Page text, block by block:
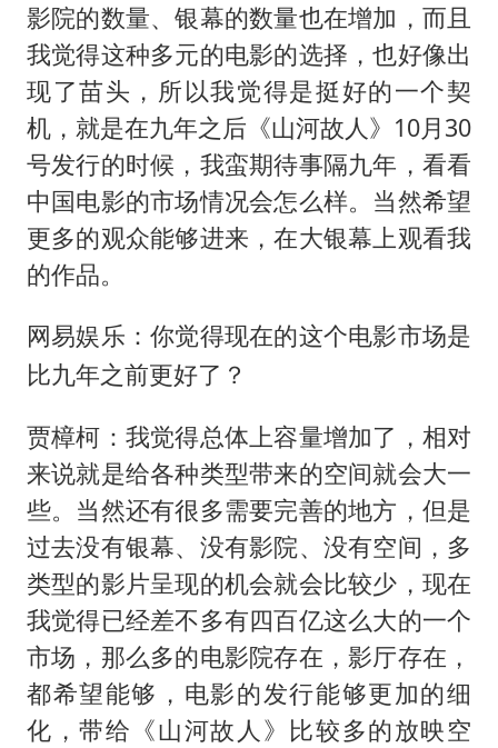
影院的数量、银幕的数量也在增加，而且
我觉得这种多元的电影的选择，也好像出
现了苗头，所以我觉得是挺好的一个契
机，就是在九年之后《山河故人》10月30
号发行的时候，我蛮期待事隔九年，看看
中国电影的市场情况会怎么样。当然希望
更多的观众能够进来，在大银幕上观看我
的作品。
网易娱乐：你觉得现在的这个电影市场是
比九年之前更好了？
贾樟柯：我觉得总体上容量增加了，相对
来说就是给各种类型带来的空间就会大一
些。当然还有很多需要完善的地方，但是
过去没有银幕、没有影院、没有空间，多
类型的影片呈现的机会就会比较少，现在
我觉得已经差不多有四百亿这么大的一个
市场，那么多的电影院存在，影厅存在，
都希望能够，电影的发行能够更加的细
化，带给《山河故人》比较多的放映空